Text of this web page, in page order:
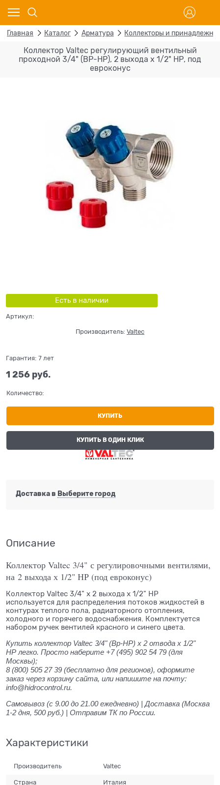
Главная Каталог Арматура Коллекторы и
Коллектор Valtec регулирующий вентильный
проходной 3/4" (ВР-НР), 2 выхода x 1/2" НР, под
евроконус
Есть в наличии
Артикул:
Производитель: Valtec
Гарантия: 7 лет
1 256 руб.
Количество:
КУПИТЬ
КУПИТЬ В ОДИН КЛИК
Доставка в Выберите город
Описание
Коллектор Valtec 3/4" с регулировочными вентилями,
на 2 выхода х 1/2" НР (под евроконус)
Коллектор Valtec 3/4" х 2 выхода х 1/2" НР
используется для распределения потоков жидкостей в
контурах теплого пола, радиаторного отопления,
холодного и горячего водоснабжения. Комплектуется
набором ручек вентилей красного и синего цвета.
Купить коллектор Valtec 3/4" (Вр-НР) х 2 отвода х 1/2"
НР легко. Просто наберите +7 (495) 902 54 79 (для
Москвы);
8 (800) 505 27 39 (бесплатно для регионов), оформите
заказ через корзину сайта, или напишите на почту:
info@hidrocontrol.ru.
Самовывоз (с 9.00 до 21.00 ежедневно) | Доставка (Москва
1-2 дня, 500 руб.) | Отправим ТК по России.
Характеристики
Производитель Valtec
Страна
Италия